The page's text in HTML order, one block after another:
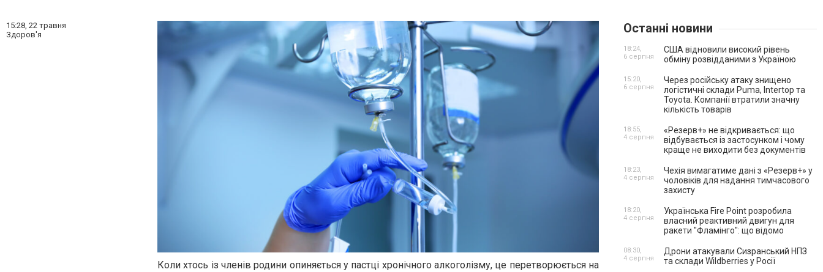
15:28, 22 травня
Здоров'я
Коли хтось із членів родини опиняється у пастці хронічного алкоголізму, це перетворюється на
Останні новини
США відновили високий рівень
обміну розвідданими з Україною
18:24,
6 серпня
Через російську атаку знищено
логістичні склади Puma, Intertop та
Toyota. Компанії втратили значну
кількість товарів
15:20,
6 серпня
«Резерв+» не відкривається: що
відбувається із застосунком і чому
краще не виходити без документів
18:55,
4 серпня
Чехія вимагатиме дані з «Резерв+» у
чоловіків для надання тимчасового
захисту
18:23,
4 серпня
Українська Fire Point розробила
власний реактивний двигун для
ракети "Фламінго": що відомо
18:20,
4 серпня
Дрони атакували Сизранський НПЗ
та склади Wildberries у Росії
08:30,
4 серпня